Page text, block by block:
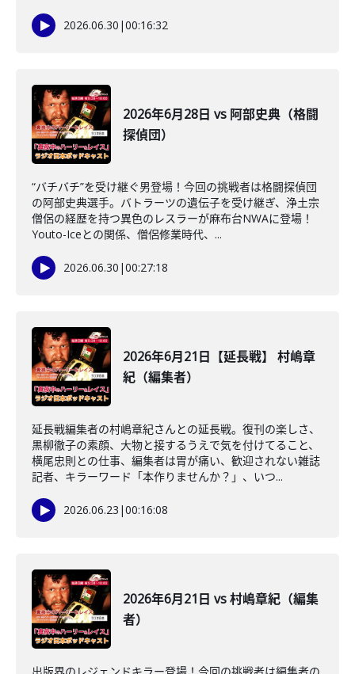
2026.06.30 |00:16:32
2026年6月28日 vs 阿部史典（格闘
探偵団）
“バチバチ”を受け継ぐ男登場！今回の挑戦者は格闘探偵団
の阿部史典選手。バトラーツの遺伝子を受け継ぎ、浄土宗
僧侶の経歴を持つ異色のレスラーが麻布台NWAに登場！
Youto-Iceとの関係、僧侶修業時代、...
2026.06.30 |00:27:18
2026年6月21日【延長戦】 村嶋章
紀（編集者）
延長戦編集者の村嶋章紀さんとの延長戦。復刊の楽しさ、
黒柳徹子の素顔、大物と接するうえで気を付けてること、
横尾忠則との仕事、編集者は胃が痛い、歓迎されない雑誌
記者、キラーワード「本作りませんか？」、いつ...
2026.06.23 |00:16:08
2026年6月21日 vs 村嶋章紀（編集
者）